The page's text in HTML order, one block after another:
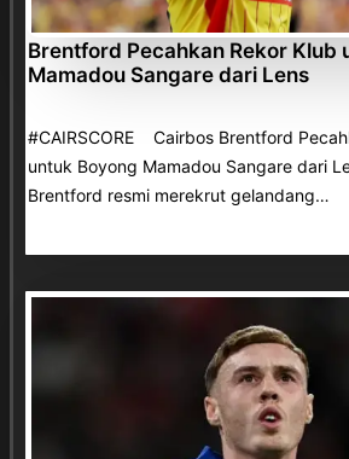
Brentford Pecahkan Rekor Klub
Mamadou Sangare dari Lens
#CAIRSCORE Cairbos Brentford
untuk Boyong Mamadou Sangare dari
Brentford resmi merekrut gelandang…